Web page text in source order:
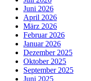
Juni 2026
April 2026
März 2026
Februar 2026
Januar 2026
Dezember 2025
Oktober 2025
September 2025
Juni 2025